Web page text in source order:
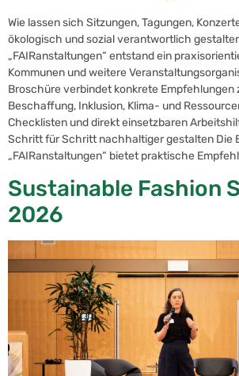
Wie lassen sich Sitzungen, Tagungen,
ökologisch und sozial verantwortlich
„FAIRanstaltungen“ entstand ein
Kommunen und weitere
Broschüre verbindet konkrete Empfehlungen
Beschaffung, Inklusion, Klima- und
Checklisten und direkt einsetzbaren
Schritt für Schritt nachhaltiger gestalten Die
„FAIRanstaltungen“ bietet praktische
Sustainable Fashion
2026